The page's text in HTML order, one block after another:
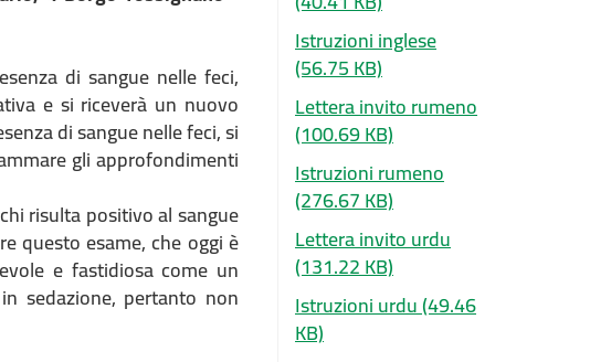
di sangue nelle feci,
e si riceverà un nuovo
di sangue nelle feci, si
gli approfondimenti
risulta positivo al sangue
questo esame, che oggi è
e fastidiosa come un
sedazione, pertanto non
Istruzioni inglese
(56.75 KB)
Lettera invito rumeno
(100.69 KB)
Istruzioni rumeno
(276.67 KB)
Lettera invito urdu
(131.22 KB)
Istruzioni urdu(49.46
KB)